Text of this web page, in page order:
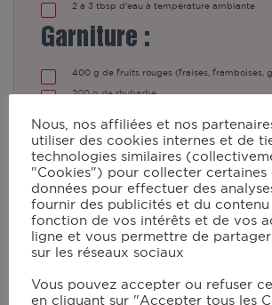
2 à 3 tbsp d'eau à température ambiante
Garniture :
400 g de fruits rouges (fraises, framboises,
200 gde rhubarbe
tbsp de poudre d'amande
Instructions
Moudre très finement
sarrasin et de blé puis
Nous, nos affiliées et nos
utiliser des cookies internes et de
technologies similaires
"Cookies") pour collecter certaines
données pour effectuer des
fournir des publicités et du contenu
fonction de vos intérêts et de vos
ligne et vous permettre de
sur les réseaux sociaux
Vous pouvez accepter ou refuser
en cliquant sur "Accepter tous les